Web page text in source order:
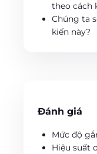
theo cách
Chúng ta
kiến này?
Đánh giá
Mức độ
Hiệu suất